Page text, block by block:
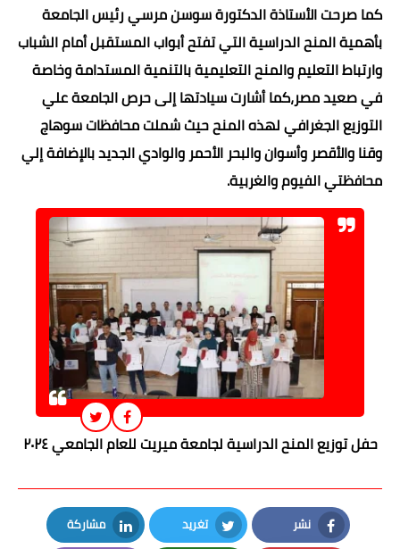
كما صرحت الأستاذة الدكتورة سوسن مرسي رئيس الجامعة
بأهمية المنح الدراسية التي تفتح أبواب المستقبل أمام الشباب
وارتباط التعليم والمنح التعليمية بالتنمية المستدامة وخاصة
في صعيد مصر،كما أشارت سيادتها إلى حرص الجامعة علي
التوزيع الجغرافي لهذه المنح حيث شملت محافظات سوهاج
وقنا والأقصر وأسوان والبحر الأحمر والوادي الجديد بالإضافة إلي
محافظتي الفيوم والغربية.
حفل توزيع المنح الدراسية لجامعة ميريت للعام الجامعي ٢٠٢٤
نشر تغريد مشاركة